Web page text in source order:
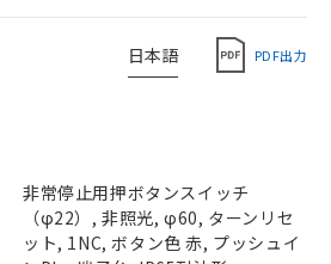
日本語 PDF出力
非常停止用押ボタンスイッチ
（φ22）, 非照光, φ60, ターンリセ
ット, 1NC, ボタン色 赤, プッシュイ